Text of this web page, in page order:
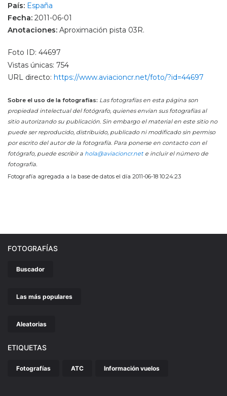
País: España
Fecha: 2011-06-01
Anotaciones: Aproximación pista 03R.
Foto ID: 44697
Vistas únicas: 754
URL directo: https://www.aviacioncr.net/foto/?id=44697
Sobre el uso de la fotografías: Las fotografías en esta página son
propiedad intelectual del fotógrafo, quienes envían sus fotografías al
sitio autorizando su publicación. Sin embargo el material en este sitio no
puede ser reproducido, distribuido, publicado ni modificado sin permiso
por escrito del autor de la fotografía. Para ponerse en contacto con el
fotógrafo, puede escribir a hola@aviacioncr.nete incluir el número de
fotografía.
Fotografía agregada a la base de datos el día 2011-06-18 10:24:23
FOTOGRAFÍAS
Buscador
Las más populares
Aleatorias
ETIQUETAS
Fotografías ATC Información vuelos